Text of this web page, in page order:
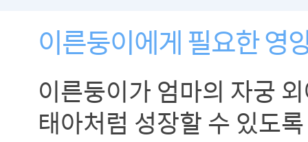
이른둥이에게 필요한 영
이른둥이가 엄마의 자궁
태아처럼 성장할 수 있도